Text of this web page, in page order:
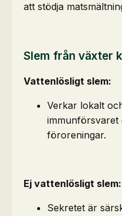
att stödja
Slem från växter
Vattenlösligt slem:
Verkar lokalt
föroreningar.
Ej vattenlösligt slem:
Sekretet är